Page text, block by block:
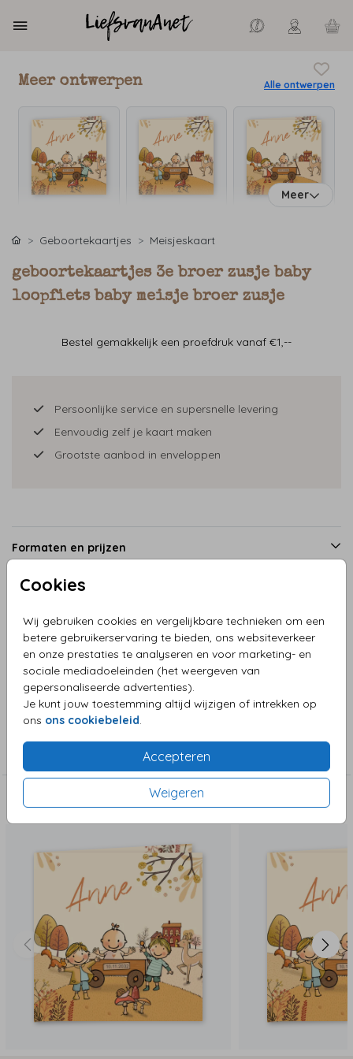
Cookies
Wij gebruiken cookies en vergelijkbare technieken om een
betere gebruikerservaring te bieden, ons websiteverkeer
en onze prestaties te analyseren en voor marketing- en
sociale mediadoeleinden (het weergeven van
gepersonaliseerde advertenties).
Je kunt jouw toestemming altijd wijzigen of intrekken op
ons ons cookiebeleid
Accepteren
Weigeren
Meer ontwerpen Alle ontwerpen
Meer
Geboortekaartjes Meisjeskaart
geboortekaartjes 3e broer zusje baby
loopfiets baby meisje broer zusje
Bestel gemakkelijk een proefdruk vanaf €1,--
Persoonlijke service en supersnelle levering
Eenvoudig zelf je kaart maken
Grootste aanbod in enveloppen
Formaten en prijzen
Omschrijving
Geboortekaart silhouet loopfiets met kar meisje
Collectie
Deze zijn ook leuk!